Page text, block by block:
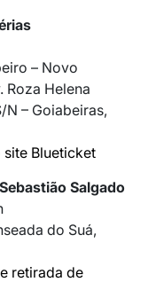
– Novo
Roza Helena
– Goiabeiras,
Blueticket
Salgado
do Suá,
retirada de